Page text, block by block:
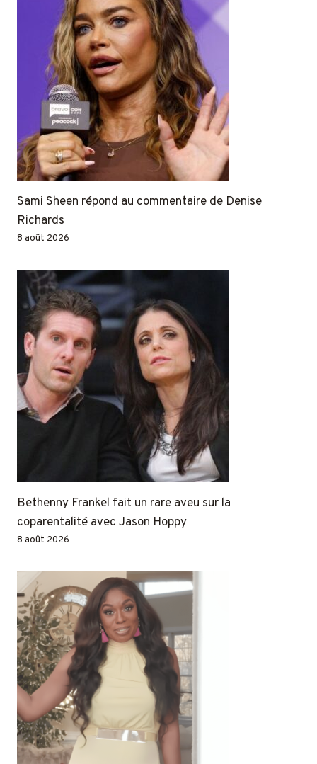
Sami Sheen répond au commentaire de Denise
Richards
8 août 2026
Bethenny Frankel fait un rare aveu sur la
coparentalité avec Jason Hoppy
8 août 2026